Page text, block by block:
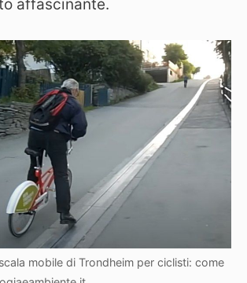
affascinante.
mobile di Trondheim per ciclisti: come